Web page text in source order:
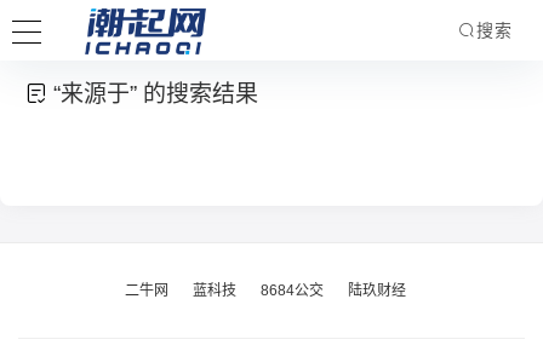
搜索
“来源于” 的搜索结果
二牛网 蓝科技 8684公交 陆玖财经